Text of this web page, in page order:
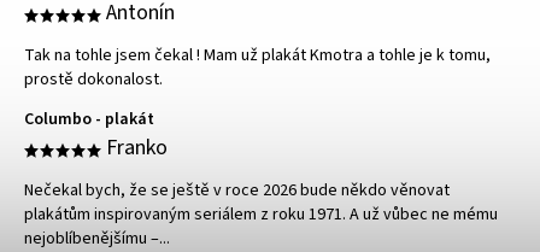
Antonín
Tak na tohle jsem čekal ! Mam už plakát Kmotra a tohle je k tomu,
prostě dokonalost.
Columbo - plakát
Franko
Nečekal bych, že se ještě v roce 2026 bude někdo věnovat
plakátům inspirovaným seriálem z roku 1971. A už vůbec ne mému
nejoblíbenějšímu –...